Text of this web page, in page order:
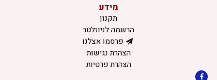
מידע
תקנון
הרשמה לניוזלטר
פרסמו אצלנו
הצהרת נגישות
הצהרת פרטיות